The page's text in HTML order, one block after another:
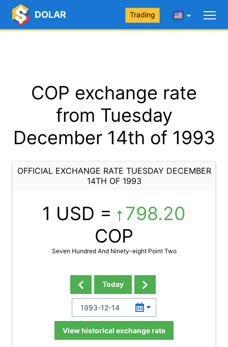
DOLAR Trading
COP exchange rate
from Tuesday
December 14th of 1993
OFFICIAL EXCHANGE RATE TUESDAY DECEMBER
14TH OF 1993
1 USD =
798.20
COP
Seven Hundred And Ninety-eight Point Two
Today
View historical exchange rate